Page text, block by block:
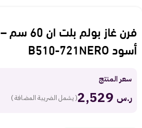
أسود B510-721NERO
سعر المنتج
ر.س ( يشمل الضريبة المضافة )